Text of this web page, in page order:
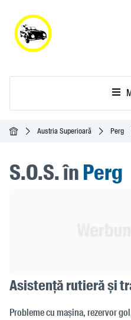
Acasă Austria Superioară Perg
S.O.S. înPerg
Asistență rutieră și
Probleme cu mașina, rezervor